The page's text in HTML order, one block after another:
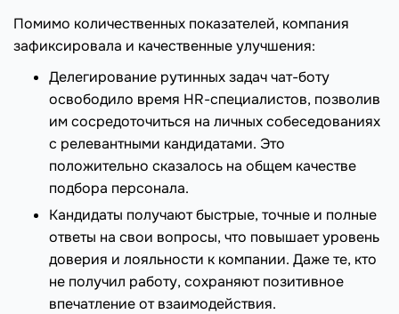
Помимо количественных показателей, компания
зафиксировала и качественные улучшения:
Делегирование рутинных задач чат-боту
освободило время HR-специалистов, позволив
им сосредоточиться на личных собеседованиях
с релевантными кандидатами. Это
положительно сказалось на общем качестве
подбора персонала.
Кандидаты получают быстрые, точные и полные
ответы на свои вопросы, что повышает уровень
доверия и лояльности к компании. Даже те, кто
не получил работу, сохраняют позитивное
впечатление от взаимодействия.